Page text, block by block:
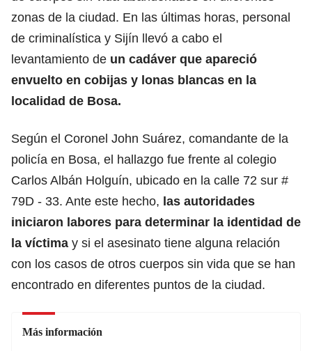
zonas de la ciudad. En las últimas horas, personal
de criminalística y Sijín llevó a cabo el
levantamiento de un cadáver que apareció
envuelto en cobijas y lonas blancas en la
localidad de Bosa.
Según el Coronel John Suárez, comandante de la
policía en Bosa, el hallazgo fue frente al colegio
Carlos Albán Holguín, ubicado en la calle 72 sur #
79D - 33. Ante este hecho, las autoridades
iniciaron labores para determinar la identidad de
la víctima y si el asesinato tiene alguna relación
con los casos de otros cuerpos sin vida que se han
encontrado en diferentes puntos de la ciudad.
Más información